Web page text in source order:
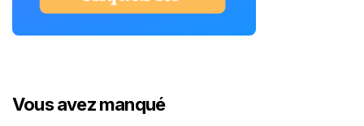
Vous avez manqué